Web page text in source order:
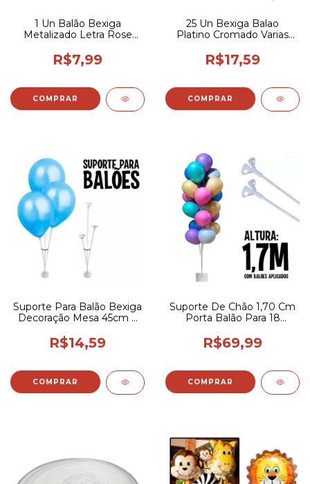
1 Un Balão Bexiga
Metalizado Letra Rose
R$7,99
COMPRAR
25 Un Bexiga Balao
Platino Cromado Varias
R$17,59
COMPRAR
Suporte Para Balão Bexiga
Decoração Mesa 45cm 3
R$14,59
Suporte De Chão 1,70 Cm
Porta Balão Para 18
R$69,99